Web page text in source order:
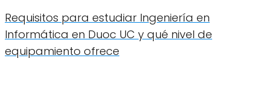
Requisitos para estudiar Ingeniería en
Informática en Duoc UC y qué nivel de
equipamiento ofrece